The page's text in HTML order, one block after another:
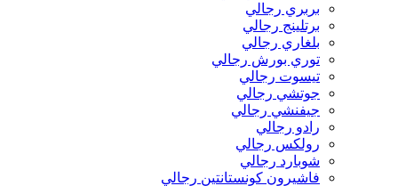
بربري رجالي
برتلينج رجالي
بلغاري رجالي
توري بورش رجالي
تيسوت رجالي
جوتشي رجالي
جيفنشي رجالي
رادو رجالي
رولكس رجالي
شوبارد رجالي
فاشيرون كونستانتين رجالي